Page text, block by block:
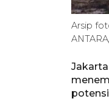
Arsip